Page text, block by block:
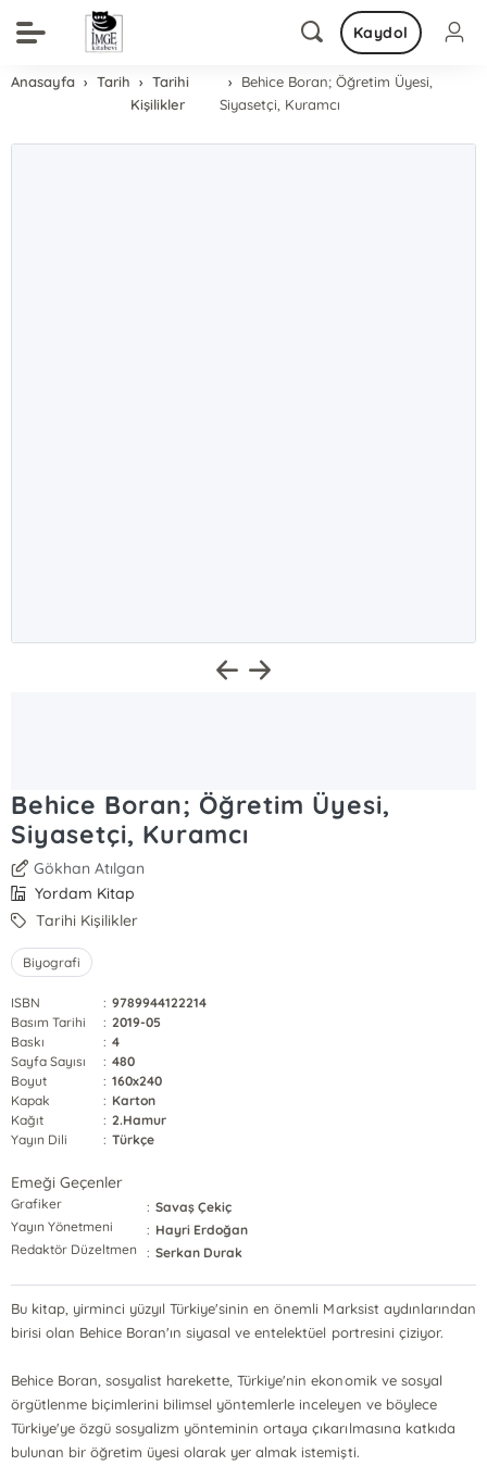
Kaydol
Anasayfa Tarih
Tarihi
Kişilikler
Behice Boran; Öğretim Üyesi,
Siyasetçi, Kuramcı
Behice Boran; Öğretim Üyesi,
Siyasetçi, Kuramcı
Gökhan Atılgan
Yordam Kitap
Tarihi Kişilikler
Biyografi
ISBN : 9789944122214
Basım Tarihi
: 2019-05
Baskı
: 4
Sayfa Sayısı
: 480
Boyut
: 160x240
Kapak
: Karton
Kağıt
: 2.Hamur
Yayın Dili
: Türkçe
Emeği Geçenler
Grafiker : Savaş Çekiç
Yayın Yönetmeni
: Hayri Erdoğan
Redaktör Düzeltmen
: Serkan Durak
Bu kitap, yirminci yüzyıl Türkiye'sinin en önemli Marksist aydınlarından
birisi olan Behice Boran'ın siyasal ve entelektüel portresini çiziyor.
Behice Boran, sosyalist harekette, Türkiye'nin ekonomik ve sosyal
örgütlenme biçimlerini bilimsel yöntemlerle inceleyen ve böylece
Türkiye'ye özgü sosyalizm yönteminin ortaya çıkarılmasına katkıda
bulunan bir öğretim üyesi olarak yer almak istemişti.